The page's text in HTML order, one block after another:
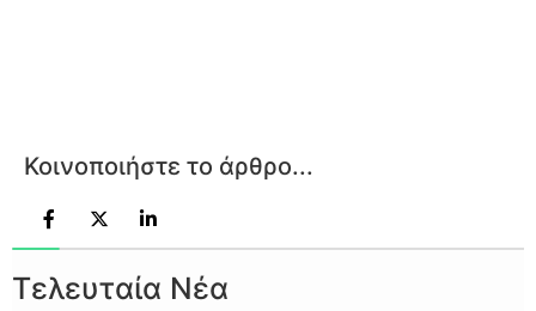
Κοινοποιήστε το άρθρο...
Τελευταία Νέα